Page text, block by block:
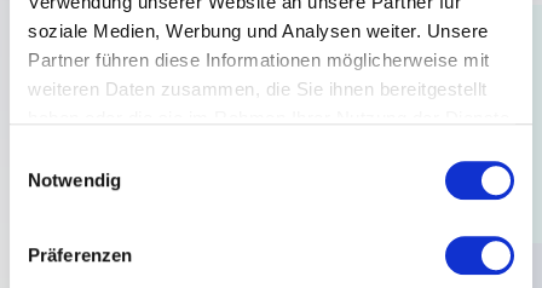
soziale Medien, Werbung und Analysen weiter. Unsere
Partner führen diese Informationen möglicherweise mit
weiteren Daten zusammen, die Sie ihnen bereitgestellt
Weitere Informationen entnehmen Sie bitte unserer
Notwendig
Präferenzen